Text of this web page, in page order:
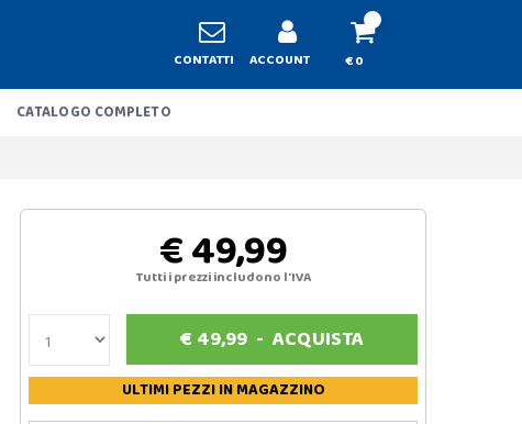
CONTATTI ACCOUNT € 0
CATALOGO COMPLETO
€ 49,99
Tutti i prezzi includono l'IVA
€ 49,99 -ACQUISTA
ULTIMI PEZZIIN MAGAZZINO